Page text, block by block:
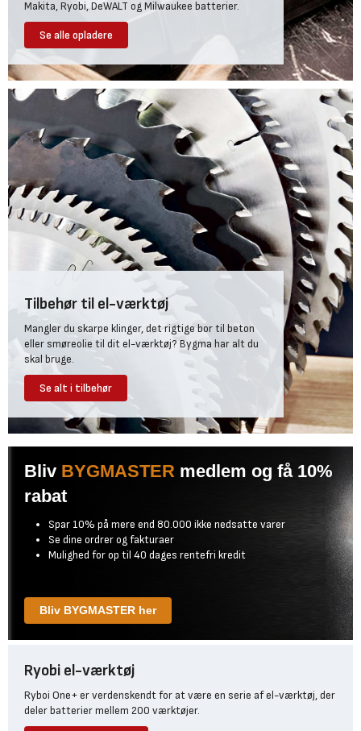
Makita, Ryobi, DeWALT og Milwaukee batterier.
Se alle opladere
Tilbehør til el-værktøj
Mangler du skarpe klinger, det rigtige bor til beton
eller smøreolie til dit el-værktøj? Bygma har alt du
skal bruge.
Se alt i tilbehør
Bliv BYGMASTER medlem og få 10%
rabat
Spar 10% på mere end 80.000 ikke nedsatte varer
Se dine ordrer og fakturaer
Mulighed for op til 40 dages rentefri kredit
Bliv BYGMASTER her
Ryobi el-værktøj
Ryboi One+ er verdenskendt for at være en serie af el-værktøj, der
deler batterier mellem 200 værktøjer.